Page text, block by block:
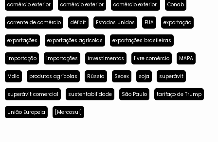
comércio exterior comércio exterior comércio exterior. Conab
corrente de comércio déficit Estados Unidos EUA exportação
exportações exportações agrícolas exportações brasileiras
importação importações investimentos livre comércio MAPA
Mdic produtos agrícolas Rússia Secex soja superávit
superávit comercial sustentabilidade São Paulo tarifaço de Trump
União Europeia [Mercosul]